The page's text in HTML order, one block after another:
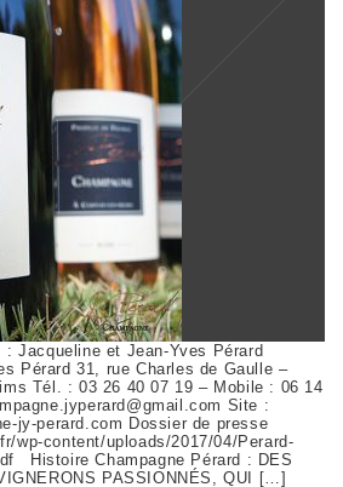
Jacqueline et Jean-Yves Pérard
Pérard 31, rue Charles de Gaulle –
Tél. : 03 26 40 07 19 – Mobile : 06 14
Site :
jy-perard.com Dossier de presse
wp-content/uploads/2017/04/Perard-
Histoire Champagne Pérard : DES
PASSIONNÉS, QUI […]